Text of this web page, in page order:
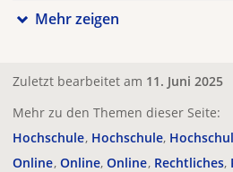
Mehr zeigen
Zuletzt bearbeitet am 11. Juni 2025
Mehr zu den Themen dieser Seite:
Hochschule Hochschule
Online Online Online Rechtliches